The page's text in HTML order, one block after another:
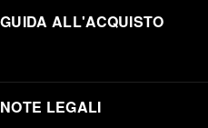
GUIDA ALL'ACQUISTO
NOTE LEGALI